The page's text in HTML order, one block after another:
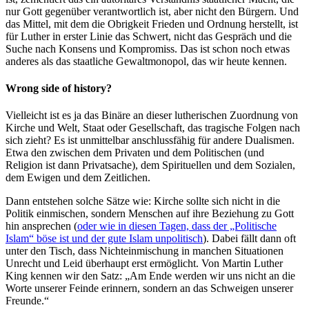
nur Gott gegenüber verantwortlich ist, aber nicht den Bürgern. Und
das Mittel, mit dem die Obrigkeit Frieden und Ordnung herstellt, ist
für Luther in erster Linie das Schwert, nicht das Gespräch und die
Suche nach Konsens und Kompromiss. Das ist schon noch etwas
anderes als das staatliche Gewaltmonopol, das wir heute kennen.
Wrong side of history?
Vielleicht ist es ja das Binäre an dieser lutherischen Zuordnung von
Kirche und Welt, Staat oder Gesellschaft, das tragische Folgen nach
sich zieht? Es ist unmittelbar anschlussfähig für andere Dualismen.
Etwa den zwischen dem Privaten und dem Politischen (und
Religion ist dann Privatsache), dem Spirituellen und dem Sozialen,
dem Ewigen und dem Zeitlichen.
Dann entstehen solche Sätze wie: Kirche sollte sich nicht in die
Politik einmischen, sondern Menschen auf ihre Beziehung zu Gott
hin ansprechen (oder wie in diesen Tagen, dass der „Politische
Islam“ böse ist und der gute Islam unpolitisch). Dabei fällt dann oft
unter den Tisch, dass Nichteinmischung in manchen Situationen
Unrecht und Leid überhaupt erst ermöglicht. Von Martin Luther
King kennen wir den Satz: „Am Ende werden wir uns nicht an die
Worte unserer Feinde erinnern, sondern an das Schweigen unserer
Freunde.“